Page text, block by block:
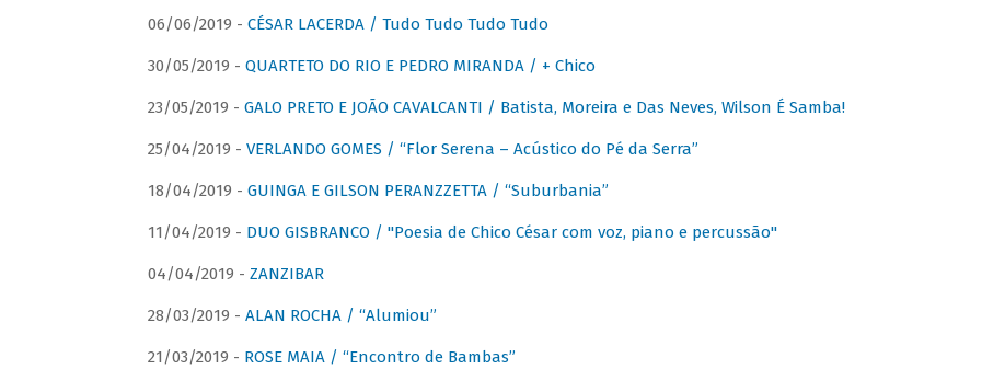
06/06/2019 - CÉSAR LACERDA / Tudo Tudo Tudo Tudo
30/05/2019 - QUARTETO DO RIO E PEDRO MIRANDA / + Chico
23/05/2019 - GALO PRETO E JOÃO CAVALCANTI / Batista, Moreira e Das Neves, Wilson É Samba!
25/04/2019 - VERLANDO GOMES / “Flor Serena – Acústico do Pé da Serra”
18/04/2019 - GUINGA E GILSON PERANZZETTA / “Suburbania”
11/04/2019 - DUO GISBRANCO / "Poesia de Chico César com voz, piano e percussão"
04/04/2019 - ZANZIBAR
28/03/2019 - ALAN ROCHA / “Alumiou”
21/03/2019 - ROSE MAIA / “Encontro de Bambas”